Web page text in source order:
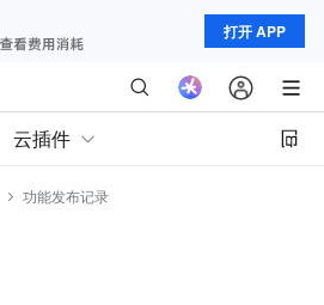
打开 APP
云插件
功能发布记录